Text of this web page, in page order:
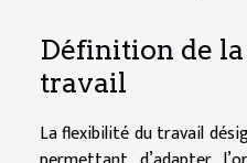
Définition de
travail
La flexibilité du travail